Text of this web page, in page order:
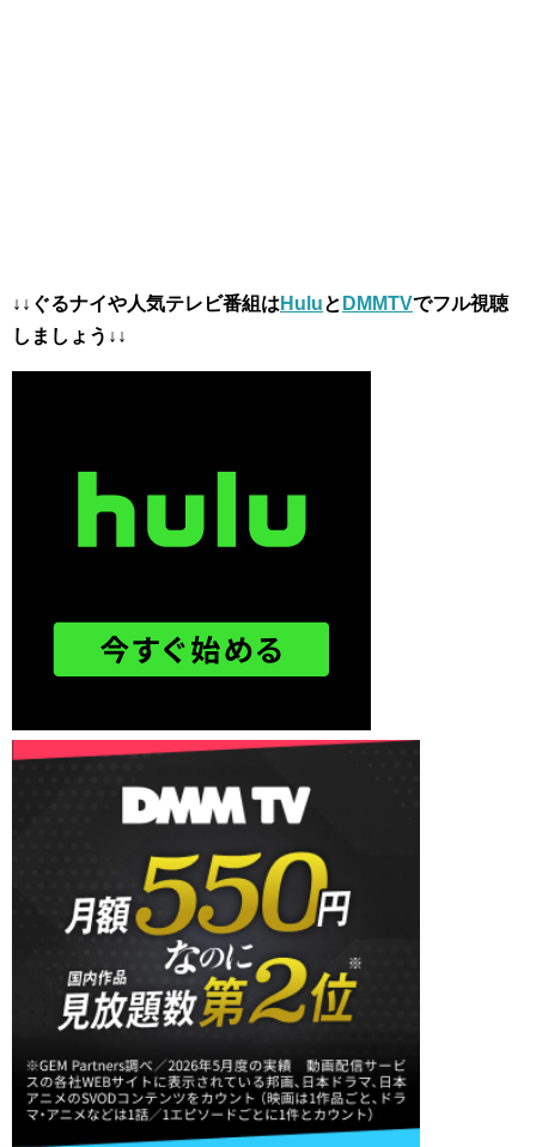
↓↓ぐるナイや人気テレビ番組は Huluと DMMTVでフル視聴
しましょう↓↓